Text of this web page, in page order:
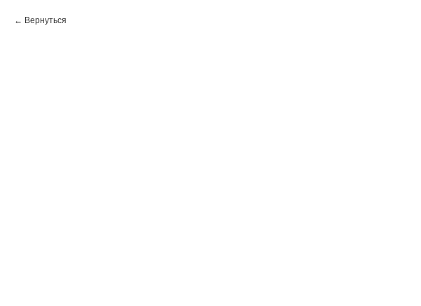
Вернуться